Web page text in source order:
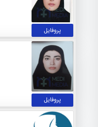
پروفایل
پروفایل